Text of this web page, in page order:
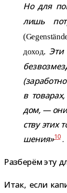
Но для
лишь
доход. Эти
в
дом, —
ству этих
ше­ния»10.
Разберём эту
Итак, если